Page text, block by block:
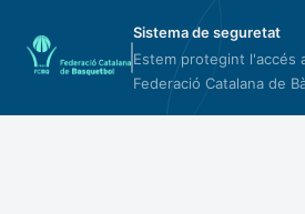
Sistema de seguretat
Estem protegint l'accés
Federació Catalana de